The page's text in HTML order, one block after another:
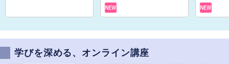
学びを深める、オンライン講座